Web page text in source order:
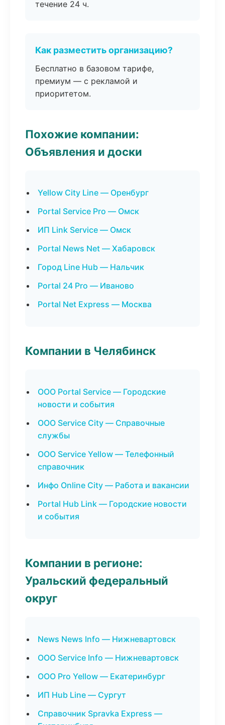
течение 24 ч.
Как разместить организацию?
Бесплатно в базовом тарифе,
премиум — с рекламой и
приоритетом.
Похожие компании:
Объявления и доски
Yellow City Line — Оренбург
Portal Service Pro — Омск
ИП Link Service — Омск
Portal News Net — Хабаровск
Город Line Hub — Нальчик
Portal 24 Pro — Иваново
Portal Net Express — Москва
Компании в Челябинск
ООО Portal Service — Городские
новости и события
ООО Service City — Справочные
службы
ООО Service Yellow — Телефонный
справочник
Инфо Online City — Работа и вакансии
Portal Hub Link — Городские новости
и события
Компании в регионе:
Уральский федеральный
округ
News News Info — Нижневартовск
ООО Service Info — Нижневартовск
ООО Pro Yellow — Екатеринбург
ИП Hub Line — Сургут
Справочник Spravka Express —